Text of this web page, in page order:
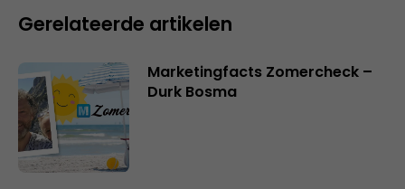
Gerelateerde artikelen
Marketingfacts Zomercheck –
Durk Bosma